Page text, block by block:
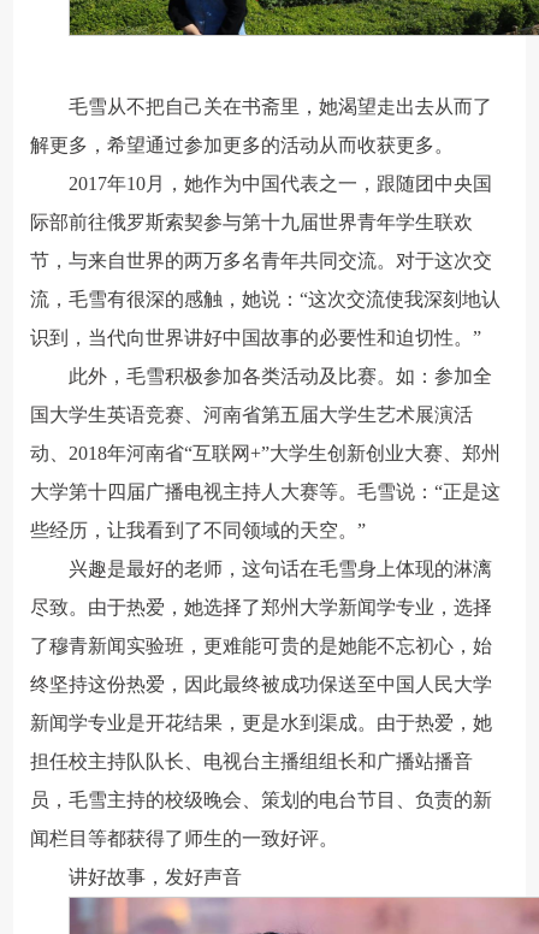
毛雪从不把自己关在书斋里，她渴望走出去从而了
解更多，希望通过参加更多的活动从而收获更多。
2017年10月，她作为中国代表之一，跟随团中央国
际部前往俄罗斯索契参与第十九届世界青年学生联欢
节，与来自世界的两万多名青年共同交流。对于这次交
流，毛雪有很深的感触，她说：“这次交流使我深刻地认
识到，当代向世界讲好中国故事的必要性和迫切性。”
此外，毛雪积极参加各类活动及比赛。如：参加全
国大学生英语竞赛、河南省第五届大学生艺术展演活
动、2018年河南省“互联网+”大学生创新创业大赛、郑州
大学第十四届广播电视主持人大赛等。毛雪说：“正是这
些经历，让我看到了不同领域的天空。”
兴趣是最好的老师，这句话在毛雪身上体现的淋漓
尽致。由于热爱，她选择了郑州大学新闻学专业，选择
了穆青新闻实验班，更难能可贵的是她能不忘初心，始
终坚持这份热爱，因此最终被成功保送至中国人民大学
新闻学专业是开花结果，更是水到渠成。由于热爱，她
担任校主持队队长、电视台主播组组长和广播站播音
员，毛雪主持的校级晚会、策划的电台节目、负责的新
闻栏目等都获得了师生的一致好评。
讲好故事，发好声音